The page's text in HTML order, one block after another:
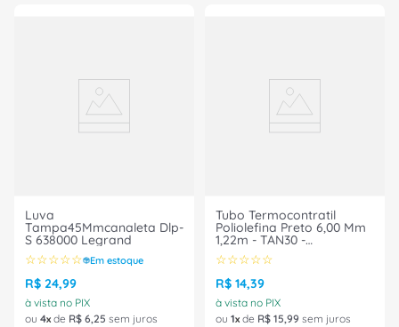
Luva
Tampa45Mmcanaleta Dlp-
S 638000 Legrand
☆☆☆☆☆ Em estoque
R$ 24,99
à vista no PIX
ou 4 de R$ 6,25 sem juros
Tubo Termocontratil
Poliolefina Preto 6,00 Mm
1,22m - TAN30 -
HELLERMANN
☆☆☆☆☆
R$ 14,39
à vista no PIX
ou 1 de R$ 15,99 sem juros